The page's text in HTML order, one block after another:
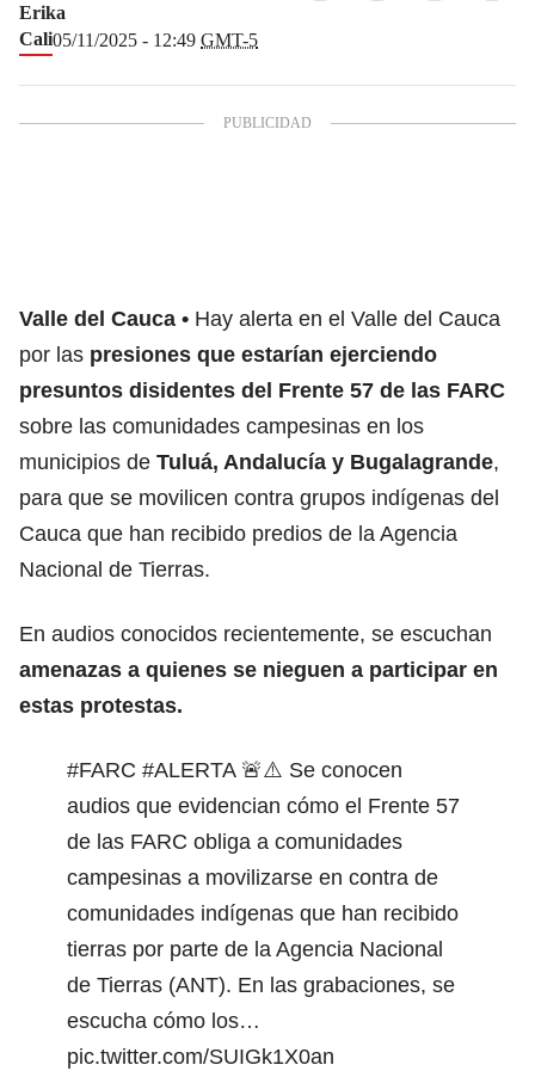
Erika
Cali05/11/2025 - 12:49 GMT-5
Valle del Cauca
Hay alerta en el Valle del Cauca
por las presiones que estarían ejerciendo
presuntos disidentes del Frente 57 de las FARC
sobre las comunidades campesinas en los
municipios de Tuluá, Andalucía y Bugalagrande,
para que se movilicen contra grupos indígenas del
Cauca que han recibido predios de la Agencia
Nacional de Tierras.
En audios conocidos recientemente, se escuchan
amenazas a quienes se nieguen a participar en
estas protestas.
#FARC #ALERTA🚨⚠️ Se conocen
audios que evidencian cómo el Frente 57
de las FARC obliga a comunidades
campesinas a movilizarse en contra de
comunidades indígenas que han recibido
tierras por parte de la Agencia Nacional
de Tierras (ANT). En las grabaciones, se
escucha cómo los…
pic.twitter.com/SUIGk1X0an